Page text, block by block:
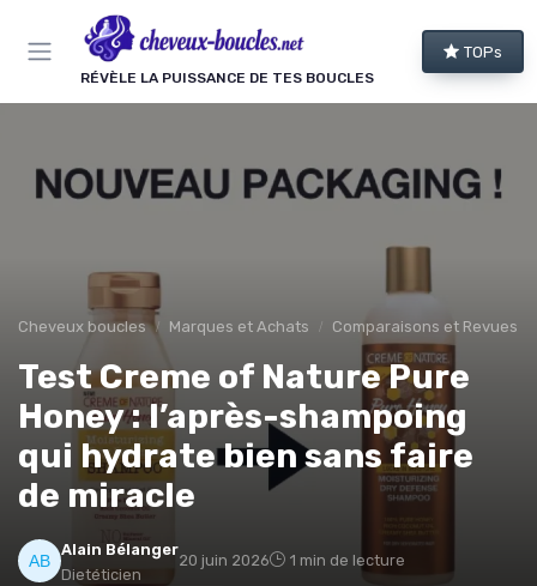
RÉVÈLE LA PUISSANCE DE TES BOUCLES
TOPs
Cheveux boucles Marques et Achats Comparaisons et Revues
Test Creme of Nature Pure
Honey : l’après-shampoing
qui hydrate bien sans faire
de miracle
Alain Bélanger
Dietéticien
20 juin 2026 1 min de lecture
Panneau de gestion des cookies